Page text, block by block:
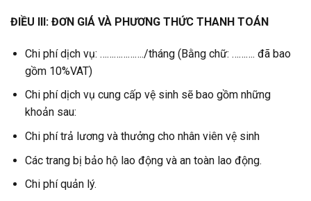
ĐIỀU III: ĐƠN GIÁ VÀ PHƯƠNG THỨC THANH TOÁN
Chi phí dịch vụ: ………………./tháng (Bằng chữ: ………. đã bao
gồm 10%VAT)
Chi phí dịch vụ cung cấp vệ sinh sẽ bao gồm những
khoản sau:
Chi phí trả lương và thưởng cho nhân viên vệ sinh
Các trang bị bảo hộ lao động và an toàn lao động.
Chi phí quản lý.